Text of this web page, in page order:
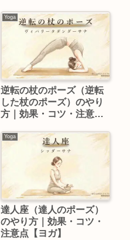
Yoga
逆転の杖のポーズ（逆転
した杖のポーズ）のやり
方｜効果・コツ・注意点
Yoga
達人座（達人のポーズ）
のやり方｜効果・コツ・
注意点【ヨガ】